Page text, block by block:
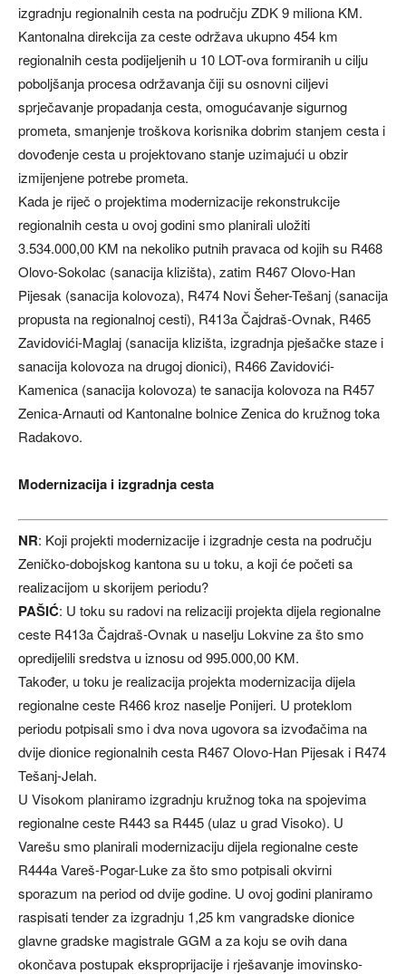
izgradnju regionalnih cesta na području ZDK 9 miliona KM.
Kantonalna direkcija za ceste održava ukupno 454 km
regionalnih cesta podijeljenih u 10 LOT-ova formiranih u cilju
poboljšanja procesa održavanja čiji su osnovni ciljevi
sprječavanje propadanja cesta, omogućavanje sigurnog
prometa, smanjenje troškova korisnika dobrim stanjem cesta i
dovođenje cesta u projektovano stanje uzimajući u obzir
izmijenjene potrebe prometa.
Kada je riječ o projektima modernizacije rekonstrukcije
regionalnih cesta u ovoj godini smo planirali uložiti
3.534.000,00 KM na nekoliko putnih pravaca od kojih su R468
Olovo-Sokolac (sanacija klizišta), zatim R467 Olovo-Han
Pijesak (sanacija kolovoza), R474 Novi Šeher-Tešanj (sanacija
propusta na regionalnoj cesti), R413a Čajdraš-Ovnak, R465
Zavidovići-Maglaj (sanacija klizišta, izgradnja pješačke staze i
sanacija kolovoza na drugoj dionici), R466 Zavidovići-
Kamenica (sanacija kolovoza) te sanacija kolovoza na R457
Zenica-Arnauti od Kantonalne bolnice Zenica do kružnog toka
Radakovo.
Modernizacija i izgradnja cesta
NR: Koji projekti modernizacije i izgradnje cesta na području
Zeničko-dobojskog kantona su u toku, a koji će početi sa
realizacijom u skorijem periodu?
PAŠIĆ: U toku su radovi na relizaciji projekta dijela regionalne
ceste R413a Čajdraš-Ovnak u naselju Lokvine za što smo
opredijelili sredstva u iznosu od 995.000,00 KM.
Također, u toku je realizacija projekta modernizacija dijela
regionalne ceste R466 kroz naselje Ponijeri. U proteklom
periodu potpisali smo i dva nova ugovora sa izvođačima na
dvije dionice regionalnih cesta R467 Olovo-Han Pijesak i R474
Tešanj-Jelah.
U Visokom planiramo izgradnju kružnog toka na spojevima
regionalne ceste R443 sa R445 (ulaz u grad Visoko). U
Varešu smo planirali modernizaciju dijela regionalne ceste
R444a Vareš-Pogar-Luke za što smo potpisali okvirni
sporazum na period od dvije godine. U ovoj godini planiramo
raspisati tender za izgradnju 1,25 km vangradske dionice
glavne gradske magistrale GGM a za koju se ovih dana
okončava postupak eksproprijacije i rješavanje imovinsko-